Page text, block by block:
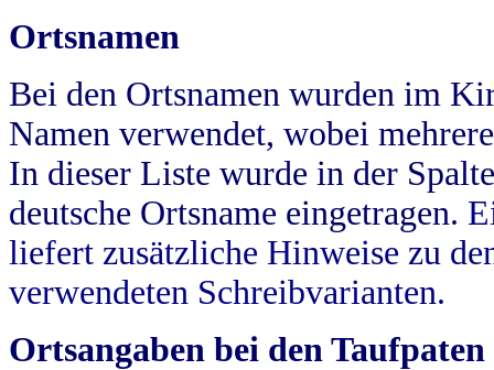
Ortsnamen
Bei den Ortsnamen wurden im
Namen verwendet, wobei
In dieser Liste wurde in der
deutsche Ortsname eingetragen.
liefert zusätzliche Hinweise zu
verwendeten Schreibvarianten.
Ortsangaben bei den Taufpaten